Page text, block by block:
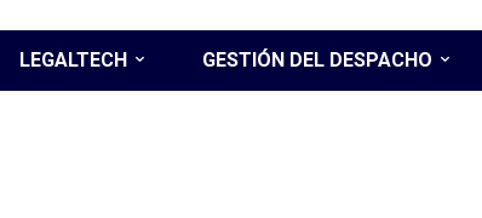
LEGALTECH GESTIÓN DEL DESPACHO